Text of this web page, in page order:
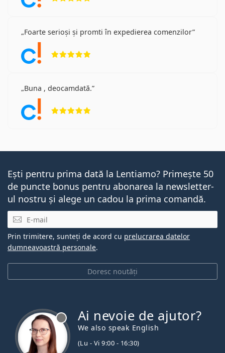
Foarte serioși și promti în expedierea comenzilor
Buna , deocamdată.
Ești pentru prima dată la Lentiamo? Primește 50
de puncte bonus pentru abonarea la newsletter-
ul nostru și alege un cadou la prima comandă.
E-mail
Doresc noutăți
Prin trimitere, sunteți de acord cu prelucrarea datelor
dumneavoastră personale.
Ai nevoie de ajutor?
We also speak English
(Lu - Vi 9:00 - 16:30)